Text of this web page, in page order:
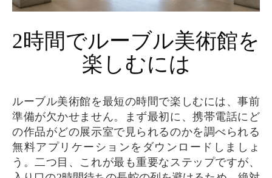
2時間でルーブル美術館を
楽しむには
ルーブル美術館を最短の時間で楽しむには、事前
準備が欠かせません。まず最初に、携帯電話にど
の作品がどの展示室で見られるのかを調べられる
無料アプリケーションをダウンロードしましょ
う。二つ目、これが最も重要なステップですが、